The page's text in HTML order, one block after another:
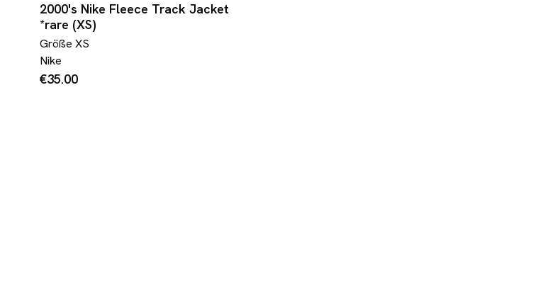
2000's Nike Fleece Track Jacket
*rare (XS)
Größe XS
Nike
€35.00